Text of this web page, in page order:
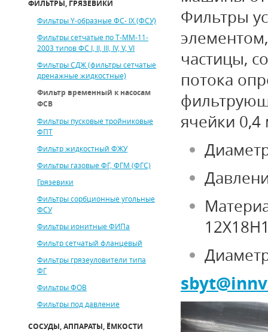
ФИЛЬТРЫ, ГРЯЗЕВИКИ
Фильтры Y-образные ФС- IХ (ФСУ)
Фильтры сетчатые по Т-ММ-11-
2003 типов ФС I, II, III, IV, V, VI
Фильтры СДЖ (фильтры сетчатые
дренажные жидкостные)
Фильтр временный к насосам
ФСВ
Фильтры пусковые тройниковые
ФПТ
Фильтр жидкостный ФЖУ
Фильтры газовые ФГ, ФГМ (ФГС)
Грязевики
Фильтры сорбционные угольные
ФСУ
Фильтры ионитные ФИПа
Фильтр сетчатый фланцевый
Фильтры грязеуловители типа
ФГ
Фильтры ФОВ
Фильтры под давление
СОСУДЫ, АППАРАТЫ, ЁМКОСТИ
Фильтры
частицы,
потока
ячейки 0,4
sbyt@